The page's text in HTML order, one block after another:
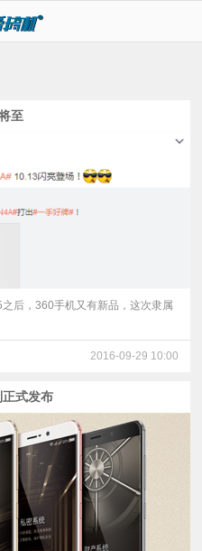
至
后，360手机又有新品，这次隶属
2016-09-29 10:00
式发布